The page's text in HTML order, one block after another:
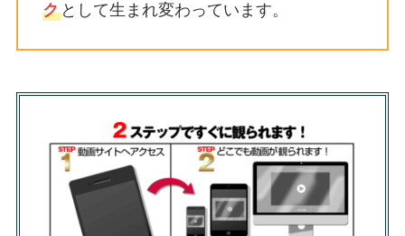
クとして生まれ変わっています。